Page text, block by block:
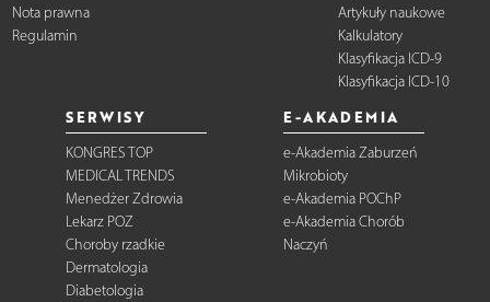
Nota prawna
Regulamin
Artykuły naukowe
Kalkulatory
Klasyfikacja ICD-9
Klasyfikacja ICD-10
SERWISY
KONGRES TOP
MEDICAL TRENDS
Menedżer Zdrowia
Lekarz POZ
Choroby rzadkie
Dermatologia
Diabetologia
E-AKADEMIA
e-Akademia Zaburzeń
Mikrobioty
e-Akademia POChP
e-Akademia Chorób
Naczyń